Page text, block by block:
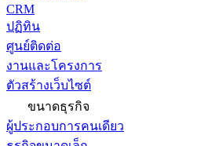
CRM
ปฏิทิน
ศูนย์ติดต่อ
งานและโครงการ
ตัวสร้างเว็บไซต์
ขนาดธุรกิจ
ผู้ประกอบการคนเดียว